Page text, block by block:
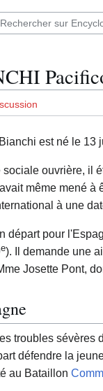
est né le 13
sociale ouvrière, il
même mené à
à une
départ pour
e). Il demande une
Josette Pont,
troubles sévères
défendre la
au Bataillon